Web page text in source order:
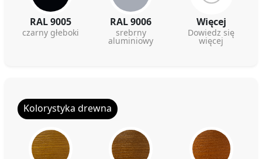
RAL 9005
czarny głeboki
RAL 9006
srebrny
aluminiowy
Więcej
Dowiedz się
więcej
Kolorystyka drewna